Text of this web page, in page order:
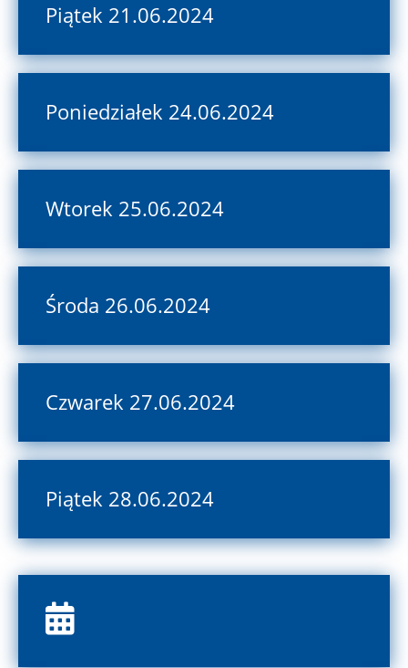
Piątek 21.06.2024
Poniedziałek 24.06.2024
Wtorek 25.06.2024
Środa 26.06.2024
Czwarek 27.06.2024
Piątek 28.06.2024